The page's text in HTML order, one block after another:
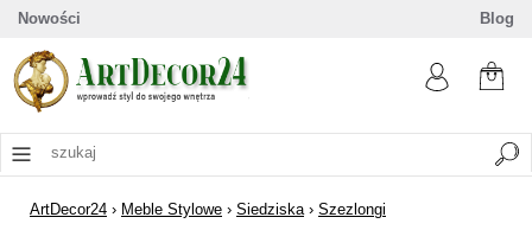
Nowości Blog
ArtDecor24 › Meble Stylowe › Siedziska › Szezlongi